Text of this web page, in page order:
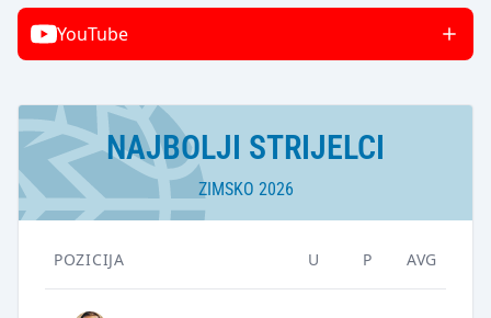
YouTube
NAJBOLJI STRIJELCI
ZIMSKO 2026
POZICIJA U P AVG